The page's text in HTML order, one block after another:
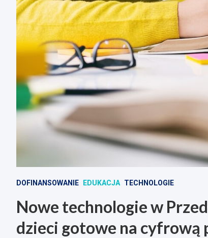
DOFINANSOWANIE EDUKACJA TECHNOLOGIE
Nowe technologie w
dzieci gotowe na cyfrową